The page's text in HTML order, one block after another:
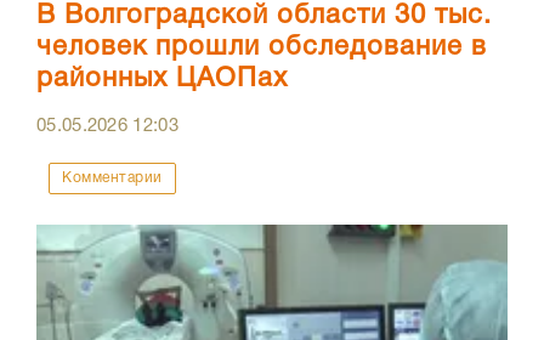
В Волгоградской области 30 тыс.
человек прошли обследование в
районных ЦАОПах
05.05.2026 12:03
Комментарии